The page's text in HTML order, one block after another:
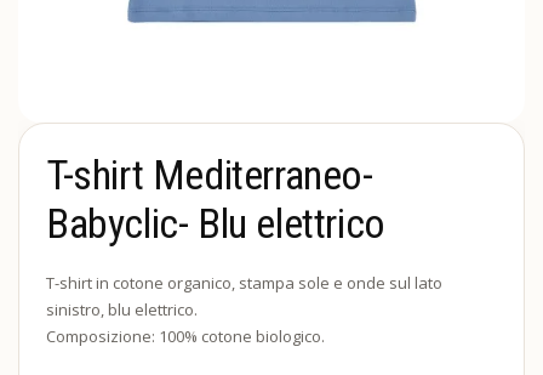
T-shirt Mediterraneo-
Babyclic- Blu elettrico
T-shirt in cotone organico, stampa sole e onde sul lato
sinistro, blu elettrico.
Composizione: 100% cotone biologico.